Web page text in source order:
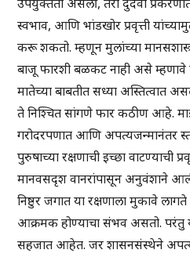
स्वभाव, आणि भांडखोर प्रवृत्ती
करू शकतो. म्हणून मुलांच्या
बाजू फारशी बळकट नाही असे म्हणावे
मातेच्या बाबतीत सध्या अस्तित्वात
ते निश्चित सांगणे फार कठीण आहे.
गरोदरपणात आणि अपत्यजन्मानंतर
पुरुषाच्या रक्षणाची इच्छा वाटण्याची
मानवसदृश वानरांपासून अनुवंशाने
निष्ठुर जगात या रक्षणाला मुकावे
आक्रमक होण्याचा संभव असतो.
सहजात आहेत. जर शासनसंस्थेने